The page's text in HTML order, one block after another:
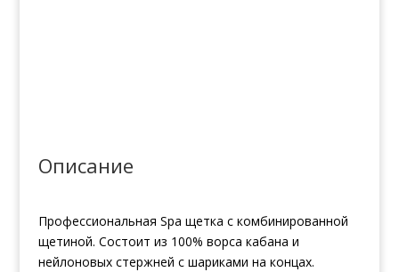
Описание
Профессиональная Spa щетка с комбинированной
щетиной. Состоит из 100% ворса кабана и
нейлоновых стержней с шариками на концах.